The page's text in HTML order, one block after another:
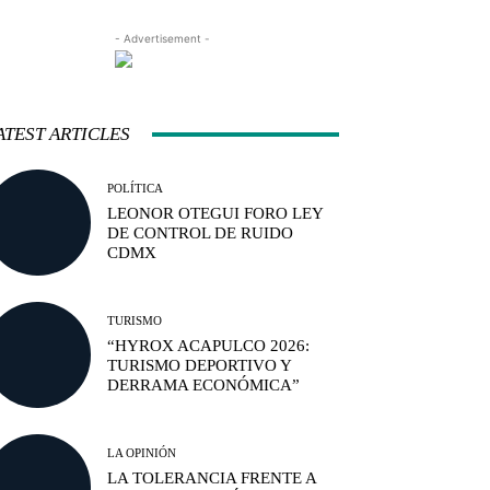
- Advertisement -
ARTICLES
POLÍTICA
LEONOR OTEGUI FORO LEY
DE CONTROL DE RUIDO
CDMX
TURISMO
“HYROX ACAPULCO 2026:
TURISMO DEPORTIVO Y
DERRAMA ECONÓMICA”
LA OPINIÓN
LA TOLERANCIA FRENTE A